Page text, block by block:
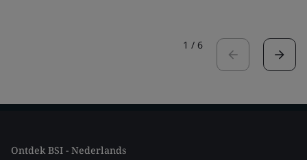
1 / 6
Ontdek BSI - Nederlands